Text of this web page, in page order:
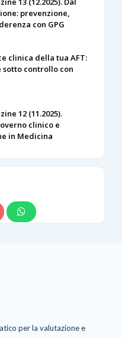
prevenzione,
con GPG
clinica della tua AFT:
sotto controllo con
12 (11.2025).
clinico e
in Medicina
per la valutazione e